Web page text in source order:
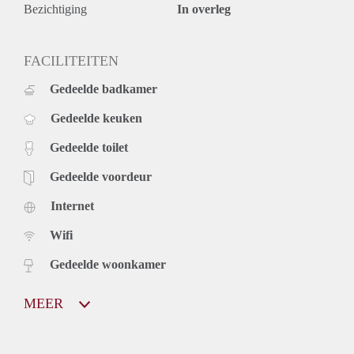
Bezichtiging In overleg
FACILITEITEN
Gedeelde badkamer
Gedeelde keuken
Gedeelde toilet
Gedeelde voordeur
Internet
Wifi
Gedeelde woonkamer
MEER